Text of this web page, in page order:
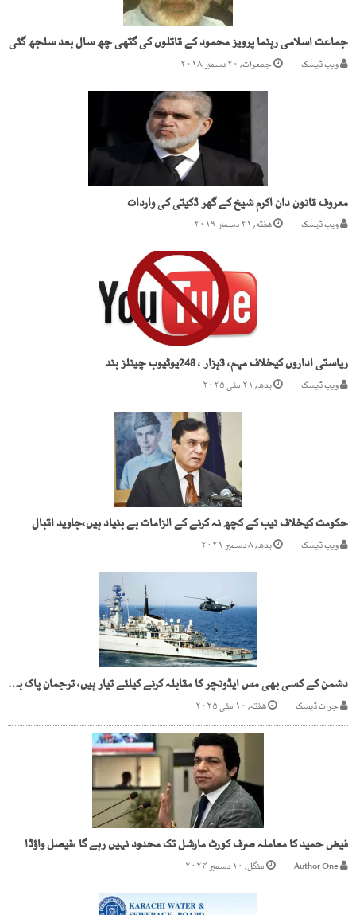
جماعت اسلامی رہنما پرویز محمود کے قاتلوں کی گتھی چھ سال بعد سلجھ گئی
ویب ڈیسک جمعرات, ۲۰ دسمبر ۲۰۱۸
معروف قانون دان اکرم شیخ کے گھر ڈکیتی کی واردات
ویب ڈیسک هفته, ۲۱ دسمبر ۲۰۱۹
ریاستی اداروں کیخلاف مہم، 3ہزار ، 248یوٹیوب چینلز بند
ویب ڈیسک بدھ, ۲۱ مئی ۲۰۲۵
حکومت کیخلاف نیب کے کچھ نہ کرنے کے الزامات بے بنیاد ہیں،جاوید اقبال
ویب ڈیسک بدھ, ۸ دسمبر ۲۰۲۱
دشمن کے کسی بھی مس ایڈونچر کا مقابلہ کرنے کیلئے تیار ہیں، ترجمان پاک بحریہ
جرات ڈیسک هفته, ۱۰ مئی ۲۰۲۵
فیض حمید کا معاملہ صرف کورٹ مارشل تک محدود نہیں رہے گا ،فیصل واؤڈا
منگل, ۱۰ دسمبر ۲۰۲۴